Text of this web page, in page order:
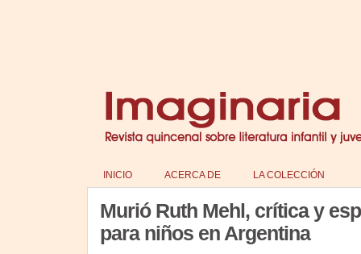
INICIO ACERCA DE LA COLECCIÓN
Murió Ruth Mehl, crítica y
para niños en Argentina